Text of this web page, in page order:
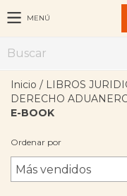
MENÚ
Inicio / LIBROS
DERECHO
E-BOOK
Ordenar por